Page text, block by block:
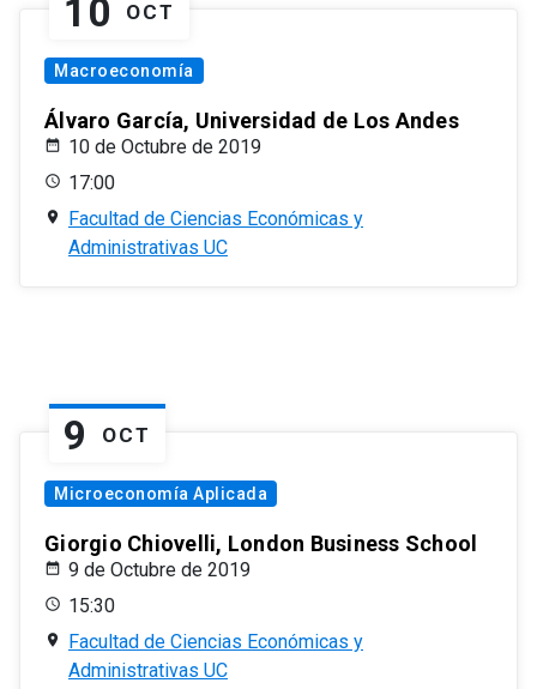
10 OCT
Macroeconomía
Álvaro García, Universidad de Los Andes
10 de Octubre de 2019
17:00
Facultad de Ciencias Económicas y
Administrativas UC
9 OCT
Microeconomía Aplicada
Giorgio Chiovelli, London Business School
9 de Octubre de 2019
15:30
Facultad de Ciencias Económicas y
Administrativas UC